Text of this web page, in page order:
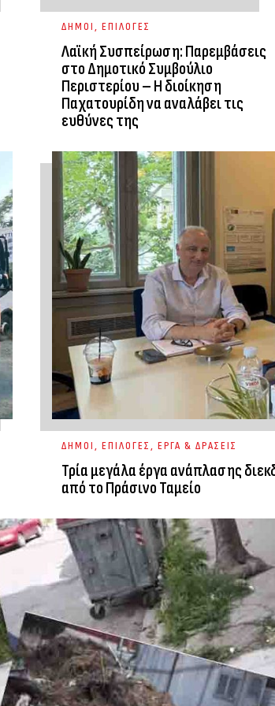
ΔΗΜΟΙ, ΕΠΙΛΟΓΕΣ
Λαϊκή Συσπείρωση: Παρεμβάσεις
στο Δημοτικό Συμβούλιο
Περιστερίου – Η διοίκηση
Παχατουρίδη να αναλάβει τις
ευθύνες της
ΔΗΜΟΙ, ΕΠΙΛΟΓΕΣ, ΕΡΓΑ & ΔΡΑΣΕΙΣ
Τρία μεγάλα έργα ανάπλασης
από το Πράσινο Ταμείο